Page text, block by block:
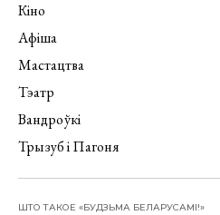
Кіно
Афіша
Мастацтва
Тэатр
Вандроўкі
Трызуб і Пагоня
ШТО ТАКОЕ «БУДЗЬМА БЕЛАРУСАМІ!»